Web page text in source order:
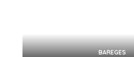
BAREGES